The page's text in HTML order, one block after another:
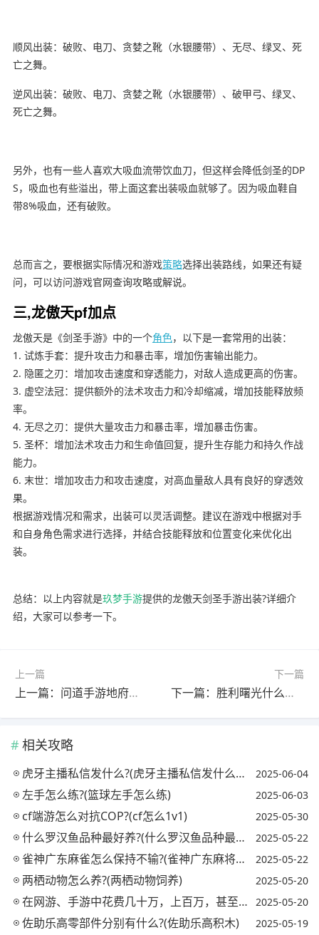
顺风出装：破败、电刀、贪婪之靴（水银腰带）、无尽、绿叉、死
亡之舞。
逆风出装：破败、电刀、贪婪之靴（水银腰带）、破甲弓、绿叉、
死亡之舞。
另外，也有一些人喜欢大吸血流带饮血刀，但这样会降低剑圣的DP
S，吸血也有些溢出，带上面这套出装吸血就够了。因为吸血鞋自
带8%吸血，还有破败。
总而言之，要根据实际情况和游戏策略选择出装路线，如果还有疑
问，可以访问游戏官网查询攻略或解说。
三,龙傲天pf加点
龙傲天是《剑圣手游》中的一个角色，以下是一套常用的出装：
1. 试炼手套：提升攻击力和暴击率，增加伤害输出能力。
2. 隐匿之刃：增加攻击速度和穿透能力，对敌人造成更高的伤害。
3. 虚空法冠：提供额外的法术攻击力和冷却缩减，增加技能释放频
率。
4. 无尽之刃：提供大量攻击力和暴击率，增加暴击伤害。
5. 圣杯：增加法术攻击力和生命值回复，提升生存能力和持久作战
能力。
6. 末世：增加攻击力和攻击速度，对高血量敌人具有良好的穿透效
果。
根据游戏情况和需求，出装可以灵活调整。建议在游戏中根据对手
和自身角色需求进行选择，并结合技能释放和位置变化来优化出
装。
总结：以上内容就是玖梦手游提供的龙傲天剑圣手游出装?详细介
绍，大家可以参考一下。
上一篇
上一篇：问道手游地府探险，2怎么过?(问道手游地府探寻任务)
下一篇
下一篇：胜利曙光什么意思?(胜利曙光指的是)
相关攻略
虎牙主播私信发什么?(虎牙主播私信发什么信息) 2025-06-04
左手怎么练?(篮球左手怎么练) 2025-06-03
cf端游怎么对抗COP?(cf怎么1v1) 2025-05-30
什么罗汉鱼品种最好养?(什么罗汉鱼品种最好养又好看) 2025-05-22
雀神广东麻雀怎么保持不输?(雀神广东麻将如何打才能赢) 2025-05-22
两栖动物怎么养?(两栖动物饲养) 2025-05-20
在网游、手游中花费几十万，上百万，甚至几百万的是怎样的?(玩网游花了几十万) 2025-05-20
佐助乐高零部件分别有什么?(佐助乐高积木) 2025-05-19